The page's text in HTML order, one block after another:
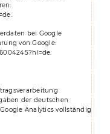
.
bei Google
von Google:
.
der deutschen
Analytics vollständig